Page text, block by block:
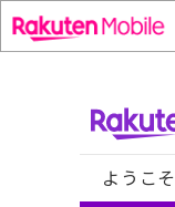
ようこ